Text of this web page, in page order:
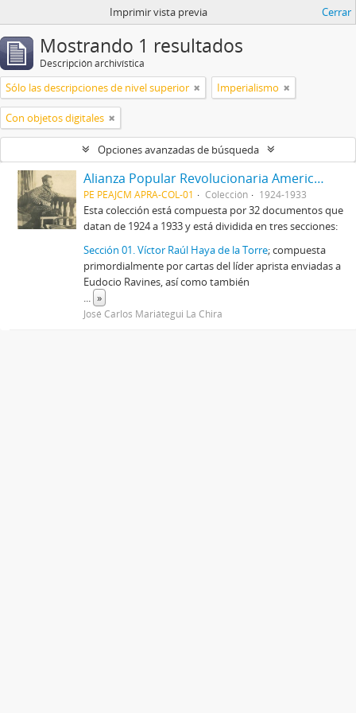
Imprimir vista previa Cerrar
Mostrando 1 resultados
Descripción archivística
Sólo las descripciones de nivel superior Imperialismo
Con objetos digitales
Opciones avanzadas de búsqueda
Alianza Popular Revolucionaria Americana-APRA (Colección)
PE PEAJCM APRA-COL-01 Colección 1924-1933
Esta colección está compuesta por 32 documentos que
datan de 1924 a 1933 y está dividida en tres secciones:
Sección 01. Víctor Raúl Haya de la Torre; compuesta
primordialmente por cartas del líder aprista enviadas a
Eudocio Ravines, así como también
... »
José Carlos Mariátegui La Chira